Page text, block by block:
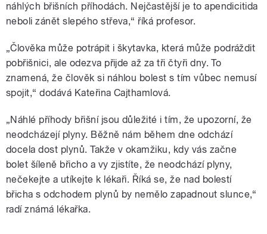
náhlých břišních příhodách. Nejčastější je to apendicitida
neboli zánět slepého střeva,“ říká profesor.
„Člověka může potrápit i škytavka, která může podráždit
pobřišnici, ale odezva přijde až za tři čtyři dny. To
znamená, že člověk si náhlou bolest s tím vůbec nemusí
spojit,“ dodává Kateřina Cajthamlová.
„Náhlé příhody břišní jsou důležité i tím, že upozorní, že
neodcházejí plyny. Běžně nám během dne odchází
docela dost plynů. Takže v okamžiku, kdy vás začne
bolet šíleně břicho a vy zjistíte, že neodchází plyny,
nečekejte a utíkejte k lékaři. Říká se, že nad bolestí
břicha s odchodem plynů by nemělo zapadnout slunce,“
radí známá lékařka.